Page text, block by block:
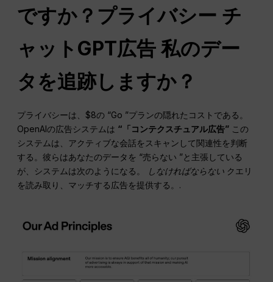
ですか？プライバシー チ
ャットGPT広告 私のデー
タを追跡しますか？
プライバシーは、$8の “Go ”プランの隠れたコストである。
OpenAIの広告システムは “「コンテクスチュアル広告” この
システムは、アクティブな会話をスキャンして関連性を判断
する。彼らはあなたのデータを “売らない ”と主張している
が、システムは次のようになる。
しなければならない クエリ
を読み取り、マッチする広告を提供する。.